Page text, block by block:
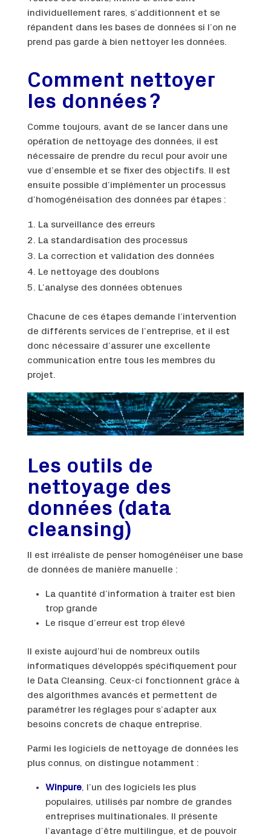
individuellement rares, s’additionnent et se
répandent dans les bases de données si l’on ne
prend pas garde à bien nettoyer les données.
Comment nettoyer
les données ?
Comme toujours, avant de se lancer dans une
opération de nettoyage des données, il est
nécessaire de prendre du recul pour avoir une
vue d’ensemble et se fixer des objectifs. Il est
ensuite possible d’implémenter un processus
d’homogénéisation des données par étapes :
La surveillance des erreurs
La standardisation des processus
La correction et validation des données
Le nettoyage des doublons
L’analyse des données obtenues
Chacune de ces étapes demande l’intervention
de différents services de l’entreprise, et il est
donc nécessaire d’assurer une excellente
communication entre tous les membres du
projet.
Les outils de
nettoyage des
données (data
cleansing)
Il est irréaliste de penser homogénéiser une base
de données de manière manuelle :
La quantité d’information à traiter est bien
trop grande
Le risque d’erreur est trop élevé
Il existe aujourd’hui de nombreux outils
informatiques développés spécifiquement pour
le Data Cleansing. Ceux-ci fonctionnent grâce à
des algorithmes avancés et permettent de
paramétrer les réglages pour s’adapter aux
besoins concrets de chaque entreprise.
Parmi les logiciels de nettoyage de données les
plus connus, on distingue notamment :
Winpure, l’un des logiciels les plus
populaires, utilisés par nombre de grandes
entreprises multinationales. Il présente
l’avantage d’être multilingue, et de pouvoir